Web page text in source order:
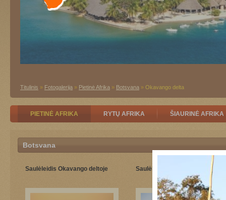
Titulinis » Fotogalerija » Pietinė Afrika » Botsvana » Okavango delta
PIETINĖ AFRIKA RYTŲ AFRIKA ŠIAURINĖ AFRIKA
Botsvana
Saulėleidis Okavango deltoje Saulėleidis Okavango deltoje